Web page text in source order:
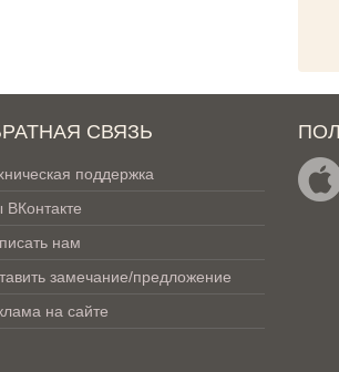
СВЯЗЬ
поддержка
нам
замечание/предложение
на сайте